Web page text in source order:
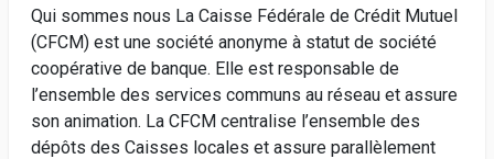
Qui sommes nous La Caisse Fédérale de Crédit Mutuel
(CFCM) est une société anonyme à statut de société
coopérative de banque. Elle est responsable de
l’ensemble des services communs au réseau et assure
son animation. La CFCM centralise l’ensemble des
dépôts des Caisses locales et assure parallèlement